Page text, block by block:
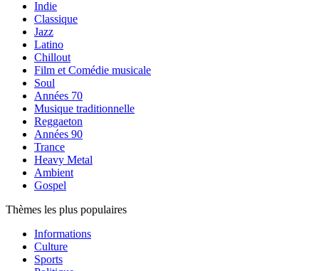
Indie
Classique
Jazz
Latino
Chillout
Film et Comédie musicale
Soul
Années 70
Musique traditionnelle
Reggaeton
Années 90
Trance
Heavy Metal
Ambient
Gospel
Thèmes les plus populaires
Informations
Culture
Sports